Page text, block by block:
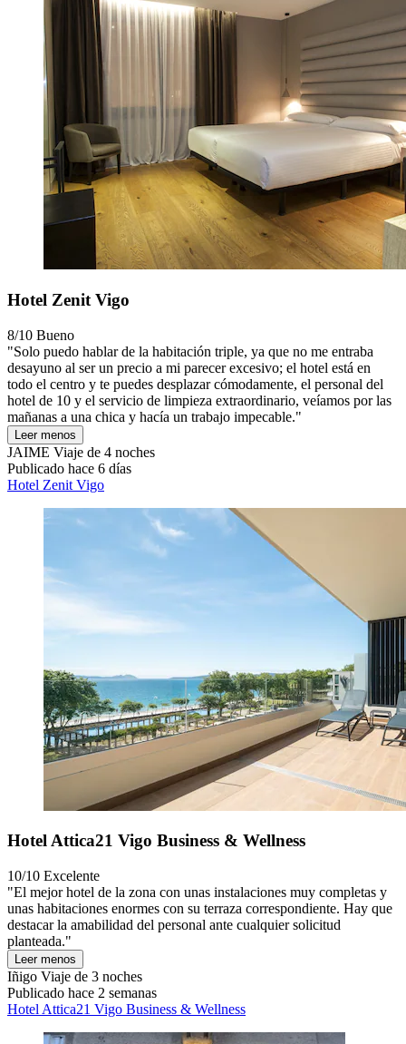
Hotel Zenit Vigo
8/10 Bueno
"Solo puedo hablar de la habitación triple, ya que no me entraba
desayuno al ser un precio a mi parecer excesivo; el hotel está en
todo el centro y te puedes desplazar cómodamente, el personal del
hotel de 10 y el servicio de limpieza extraordinario, veíamos por las
mañanas a una chica y hacía un trabajo impecable."
Leer menos
JAIME Viaje de 4 noches
Publicado hace 6 días
Hotel Zenit Vigo
Hotel Attica21 Vigo Business & Wellness
10/10 Excelente
"El mejor hotel de la zona con unas instalaciones muy completas y
unas habitaciones enormes con su terraza correspondiente. Hay que
destacar la amabilidad del personal ante cualquier solicitud
planteada."
Leer menos
Iñigo Viaje de 3 noches
Publicado hace 2 semanas
Hotel Attica21 Vigo Business & Wellness